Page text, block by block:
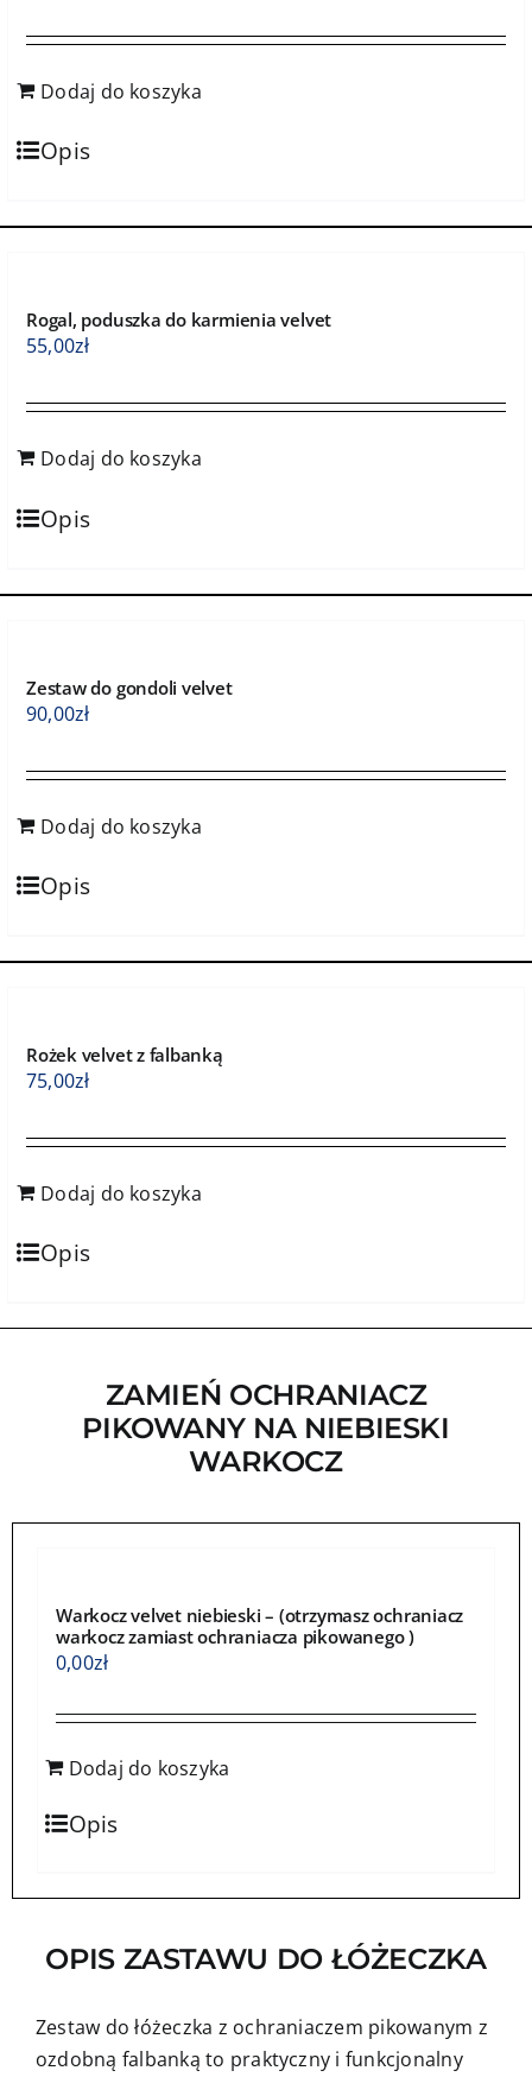
Dodaj do koszyka
Opis
Rogal, poduszka do karmienia velvet
55,00zł
Dodaj do koszyka
Opis
Zestaw do gondoli velvet
90,00zł
Dodaj do koszyka
Opis
Rożek velvet z falbanką
75,00zł
Dodaj do koszyka
Opis
ZAMIEŃ OCHRANIACZ
PIKOWANY NA NIEBIESKI
WARKOCZ
Warkocz velvet niebieski – (otrzymasz ochraniacz
warkocz zamiast ochraniacza pikowanego )
0,00zł
Dodaj do koszyka
Opis
OPIS ZASTAWU DO ŁÓŻECZKA
Zestaw do łóżeczka z ochraniaczem pikowanym z
ozdobną falbanką to praktyczny i funkcjonalny